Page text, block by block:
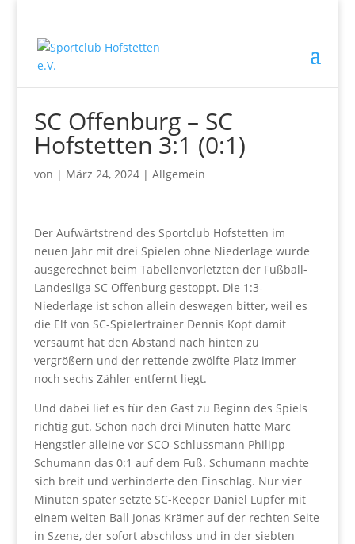
SC Offenburg – SC
Hofstetten 3:1 (0:1)
von | März 24, 2024| Allgemein
Der Aufwärtstrend des Sportclub Hofstetten im
neuen Jahr mit drei Spielen ohne Niederlage wurde
ausgerechnet beim Tabellenvorletzten der Fußball-
Landesliga SC Offenburg gestoppt. Die 1:3-
Niederlage ist schon allein deswegen bitter, weil es
die Elf von SC-Spielertrainer Dennis Kopf damit
versäumt hat den Abstand nach hinten zu
vergrößern und der rettende zwölfte Platz immer
noch sechs Zähler entfernt liegt.
Und dabei lief es für den Gast zu Beginn des Spiels
richtig gut. Schon nach drei Minuten hatte Marc
Hengstler alleine vor SCO-Schlussmann Philipp
Schumann das 0:1 auf dem Fuß. Schumann machte
sich breit und verhinderte den Einschlag. Nur vier
Minuten später setzte SC-Keeper Daniel Lupfer mit
einem weiten Ball Jonas Krämer auf der rechten Seite
in Szene, der sofort abschloss und in der siebten